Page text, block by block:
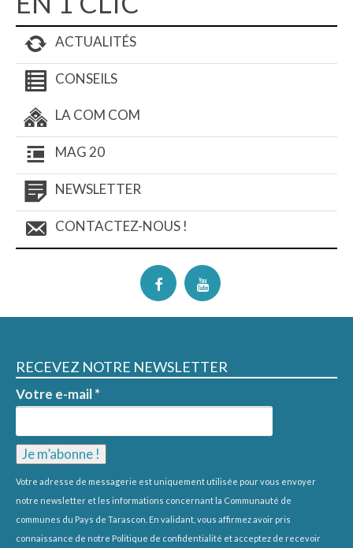
ACTUALITÉS
CONSEILS
LA COM COM
MAG 20
NEWSLETTER
CONTACTEZ-NOUS !
RECEVEZ NOTRE NEWSLETTER
Votre e-mail*
Votre adresse de messagerie est uniquement utilisée pour vous envoyer
notre newsletter et les informations concernant la Communauté de
communes du Pays de Tarascon. En validant, vous affirmez avoir pris
connaissance de notre Politique de confidentialité et acceptez de recevoir